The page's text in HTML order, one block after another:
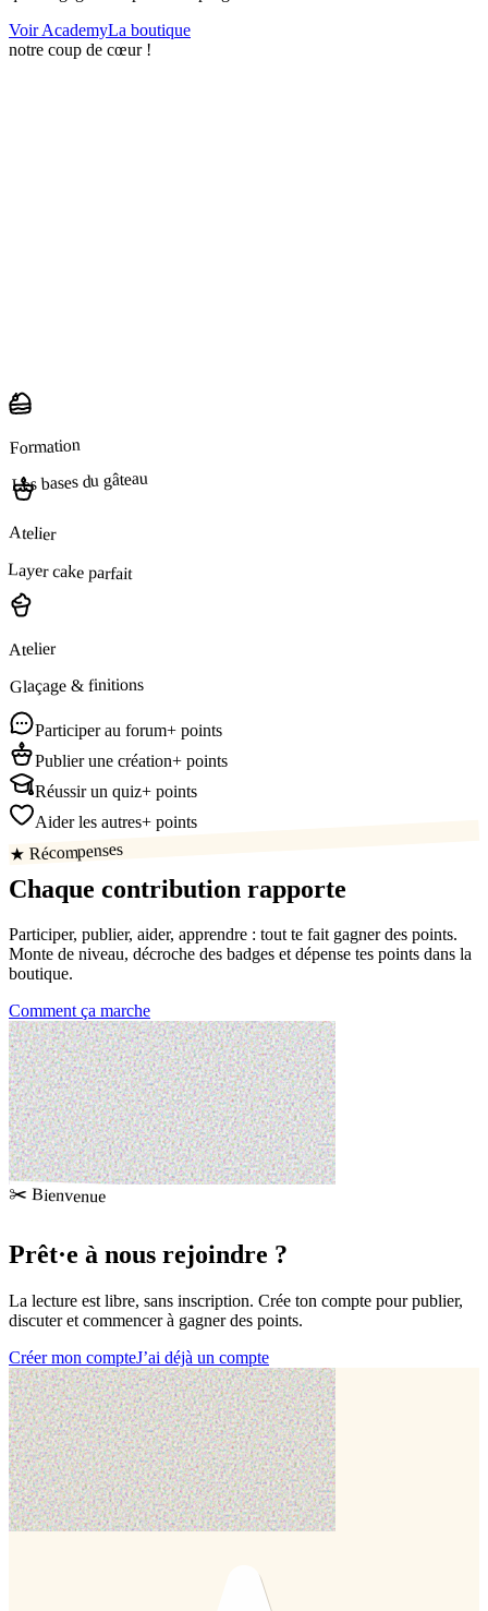
Voir AcademyLa boutique
notre coup de cœur !
Formation
Les bases du gâteau
Atelier
Layer cake parfait
Atelier
Glaçage & finitions
Participer au forum+ points
Publier une création+ points
Réussir un quiz+ points
Aider les autres+ points
★ Récompenses
Chaque contribution rapporte
Participer, publier, aider, apprendre : tout te fait gagner des points.
Monte de niveau, décroche des badges et dépense tes points dans la
boutique.
Comment ça marche
✂️ Bienvenue
Prêt·e à nous rejoindre ?
La lecture est libre, sans inscription. Crée ton compte pour publier,
discuter et commencer à gagner des points.
Créer mon compteJ’ai déjà un compte